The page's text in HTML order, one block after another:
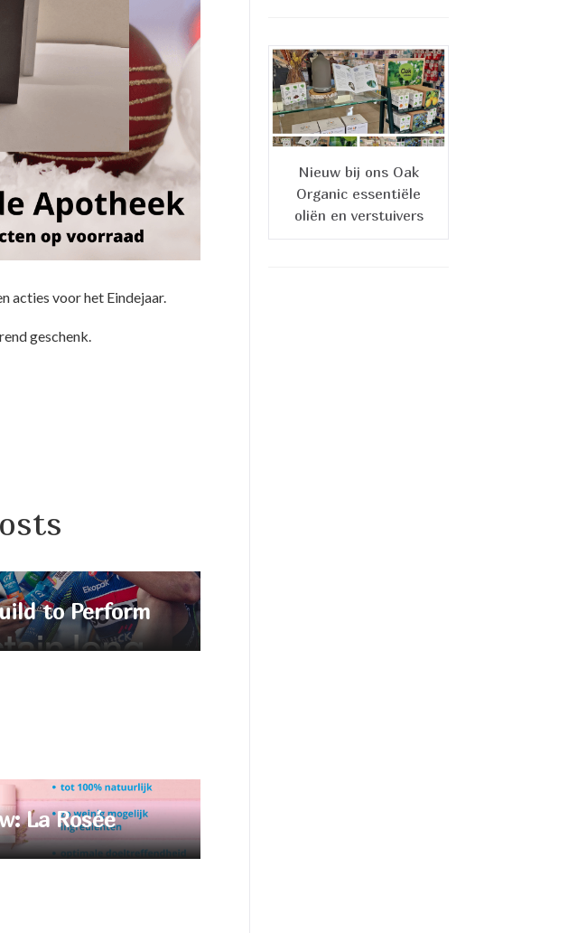
acties voor het Eindejaar.
geschenk.
to Perform
La Rosée
Nieuw bij ons Oak
Organic essentiële
oliën en verstuivers